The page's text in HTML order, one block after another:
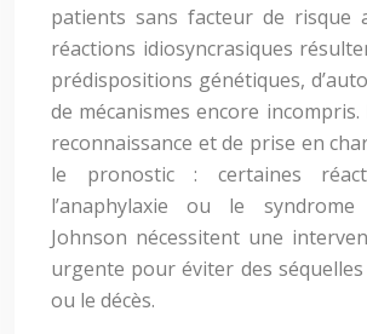
patients sans facteur de risque
réactions idiosyncrasiques
prédispositions génétiques,
de mécanismes encore
reconnaissance et de prise en
le pronostic : certaines
l’anaphylaxie ou le
Johnson nécessitent une
urgente pour éviter des
ou le décès.